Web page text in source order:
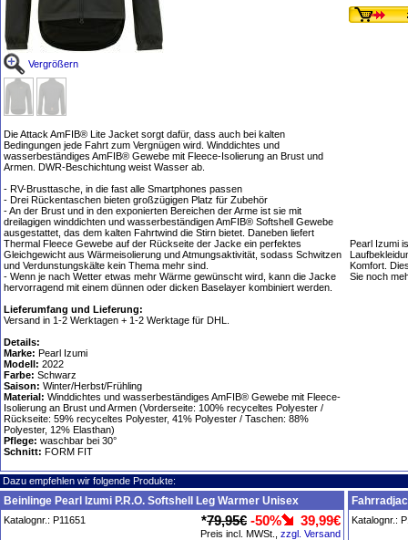
Vergrößern
Die Attack AmFIB® Lite Jacket sorgt dafür, dass auch bei kalten
Bedingungen jede Fahrt zum Vergnügen wird. Winddichtes und
wasserbeständiges AmFIB® Gewebe mit Fleece-Isolierung an Brust und
Armen. DWR-Beschichtung weist Wasser ab.
- RV-Brusttasche, in die fast alle Smartphones passen
- Drei Rückentaschen bieten großzügigen Platz für Zubehör
- An der Brust und in den exponierten Bereichen der Arme ist sie mit
dreilagigen winddichten und wasserbeständigen AmFIB® Softshell Gewebe
ausgestattet, das dem kalten Fahrtwind die Stirn bietet. Daneben liefert
Thermal Fleece Gewebe auf der Rückseite der Jacke ein perfektes
Gleichgewicht aus Wärmeisolierung und Atmungsaktivität, sodass Schwitzen
und Verdunstungskälte kein Thema mehr sind.
- Wenn je nach Wetter etwas mehr Wärme gewünscht wird, kann die Jacke
hervorragend mit einem dünnen oder dicken Baselayer kombiniert werden.
Lieferumfang und Lieferung:
Versand in 1-2 Werktagen + 1-2 Werktage für DHL.
Details:
Marke: Pearl Izumi
Modell: 2022
Farbe: Schwarz
Saison: Winter/Herbst/Frühling
Material: Winddichtes und wasserbeständiges AmFIB® Gewebe mit Fleece-
Isolierung an Brust und Armen (Vorderseite: 100% recyceltes Polyester /
Rückseite: 59% recyceltes Polyester, 41% Polyester / Taschen: 88%
Polyester, 12% Elasthan)
Pflege: waschbar bei 30°
Schnitt: FORM FIT
Pearl Izumi
Komfort.
Sie noch
Dazu empfehlen wir folgende Produkte:
Beinlinge Pearl Izumi P.R.O. Softshell Leg Warmer Unisex
Katalognr.: P11651 *79,95€ -50% 39,99€
Preis incl. MWSt., zzgl. Versand
Katalognr.: